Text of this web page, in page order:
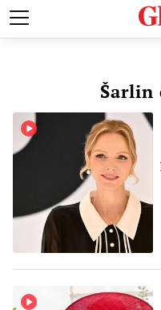
POZNATI MODA I
Šarlin